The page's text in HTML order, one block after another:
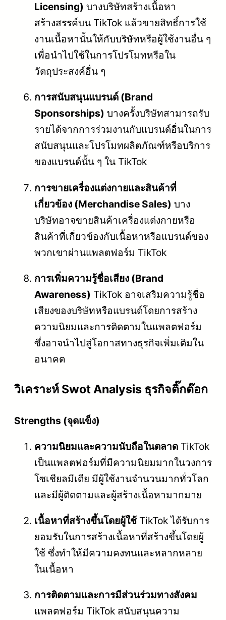
Licensing) บางบริษัทสร้างเนื้อหา
สร้างสรรค์บน TikTok แล้วขายสิทธิ์การใช้
งานเนื้อหานั้นให้กับบริษัทหรือผู้ใช้งานอื่น ๆ
เพื่อนำไปใช้ในการโปรโมทหรือใน
วัตถุประสงค์อื่น ๆ
การสนับสนุนแบรนด์ (Brand
Sponsorships) บางครั้งบริษัทสามารถรับ
รายได้จากการร่วมงานกับแบรนด์อื่นในการ
สนับสนุนและโปรโมทผลิตภัณฑ์หรือบริการ
ของแบรนด์นั้น ๆ ใน TikTok
การขายเครื่องแต่งกายและสินค้าที่
เกี่ยวข้อง (Merchandise Sales) บาง
บริษัทอาจขายสินค้าเครื่องแต่งกายหรือ
สินค้าที่เกี่ยวข้องกับเนื้อหาหรือแบรนด์ของ
พวกเขาผ่านแพลตฟอร์ม TikTok
การเพิ่มความรู้ชื่อเสียง (Brand
Awareness) TikTok อาจเสริมความรู้ชื่อ
เสียงของบริษัทหรือแบรนด์โดยการสร้าง
ความนิยมและการติดตามในแพลตฟอร์ม
ซึ่งอาจนำไปสู่โอกาสทางธุรกิจเพิ่มเติมใน
อนาคต
วิเคราะห์ Swot Analysis ธุรกิจติ๊กต๊อก
Strengths (จุดแข็ง)
ความนิยมและความนับถือในตลาด TikTok
เป็นแพลตฟอร์มที่มีความนิยมมากในวงการ
โซเชียลมีเดีย มีผู้ใช้งานจำนวนมากทั่วโลก
และมีผู้ติดตามและผู้สร้างเนื้อหามากมาย
เนื้อหาที่สร้างขึ้นโดยผู้ใช้ TikTok ได้รับการ
ยอมรับในการสร้างเนื้อหาที่สร้างขึ้นโดยผู้
ใช้ ซึ่งทำให้มีความคงทนและหลากหลาย
ในเนื้อหา
การติดตามและการมีส่วนร่วมทางสังคม
แพลตฟอร์ม TikTok สนับสนุนความ